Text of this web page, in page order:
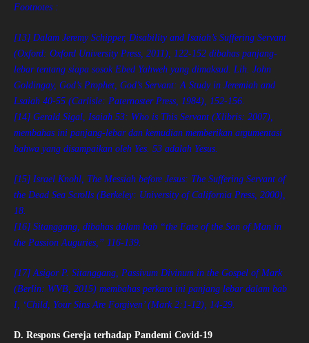
Footnotes :
[13] Dalam Jeremy Schipper, Disability and Isaiah’s Suffering Servant
(Oxford: Oxford University Press, 2011), 122-152 dibahas panjang-
lebar tentang siapa sosok Ebed Yahweh yang dimaksud. Lih. John
Goldingay, God’s Prophet, God’s Servant: A Study in Jeremiah and
Lsaiah 40-55 (Carlisle: Paternoster Press, 1984), 152-156.
[14] Gerald Sigal, Isaiah 53: Who is This Servant (Xlibris: 2007),
membahas ini panjang-lebar dan kemudian memberikan argumentasi
bahwa yang disampaikan oleh Yes. 53 adalah Yesus.
[15] Israel Knohl, The Messiah before Jesus: The Suffering Servant of
the Dead Sea Scrolls (Berkeley: University of California Press, 2000),
18.
[16] Sitanggang, dibahas dalam bab “the Fate of the Son of Man in
the Passion Auguries,” 116-139.
[17] Asigor P. Sitanggang, Passivum Divinum in the Gospel of Mark
(Berlin: WVB, 2015) membahas perkara ini panjang lebar dalam bab
I, ‘Child, Your Sins Are Forgiven’ (Mark 2:1-12), 14-29.
D. Respons Gereja terhadap Pandemi Covid-19